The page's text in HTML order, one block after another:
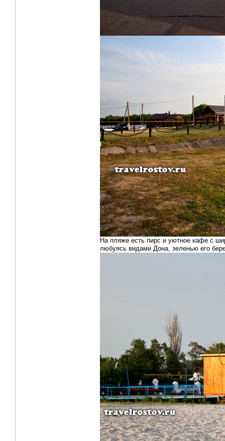
На пляже есть пирс и уютное кафе с
любуясь видами Дона, зеленью его